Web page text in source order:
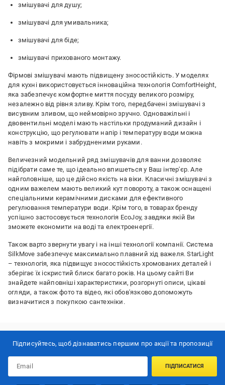
змішувачі для душу;
змішувачі для умивальника;
змішувачі для біде;
змішувачі прихованого монтажу.
Фірмові змішувачі мають підвищену зносостійкість. У моделях
для кухні використовується інноваційна технологія ComfortHeight,
яка забезпечує комфортне миття посуду великого розміру,
незалежно від рівня зливу. Крім того, передбачені змішувачі з
висувним зливом, що неймовірно зручно. Одноважільні і
двовентильні моделі мають настільки продуманий дизайн і
конструкцію, що регулювати напір і температуру води можна
навіть з мокрими і забрудненими руками.
Величезний модельний ряд змішувачів для ванни дозволяє
підібрати саме те, що ідеально впишеться у Ваш інтер'єр. Але
найголовніше, що це дійсно якість на віки. Класичні змішувачі з
одним важелем мають великий кут повороту, а також оснащені
спеціальними керамічними дисками для ефективного
регулювання температури води. Крім того, в товарах бренду
успішно застосовується технологія EcoJoy, завдяки якій Ви
зможете економити на воді та електроенергії.
Також варто звернути увагу і на інші технології компанії. Система
SilkMove забезпечує максимально плавний хід важеля. StarLight
– технологія, яка підвищує зносостійкість хромованих деталей і
зберігає їх іскристий блиск багато років. На цьому сайті Ви
знайдете найповніші характеристики, розгорнуті описи, цікаві
огляди, а також фото та відео, які обов'язково допоможуть
визначитися з покупкою сантехніки.
Підписуйтесь, щоб дізнаватись першим про акції та пропозиції
ПІДПИСАТИСЯ